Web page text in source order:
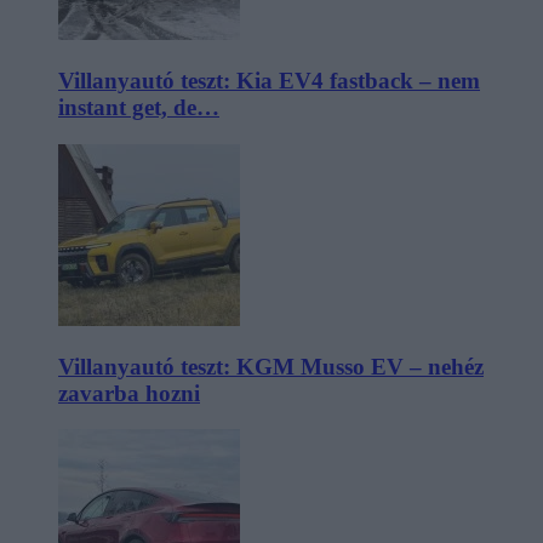
Villanyautó teszt: Kia EV4 fastback – nem
instant get, de…
Villanyautó teszt: KGM Musso EV – nehéz
zavarba hozni